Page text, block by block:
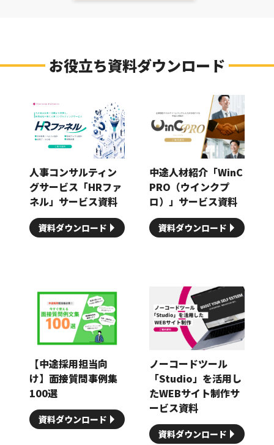
お役立ち資料ダウンロード
人事コンサルティン
グサービス「HRファ
ネル」サービス資料
資料ダウンロード
中途人材紹介「WinC
PRO（ウインクプ
ロ）」サービス資料
資料ダウンロード
【中途採用担当向
け】面接質問事例集
100選
資料ダウンロード
ノーコードツール
「Studio」を活用し
たWEBサイト制作サ
ービス資料
資料ダウンロード